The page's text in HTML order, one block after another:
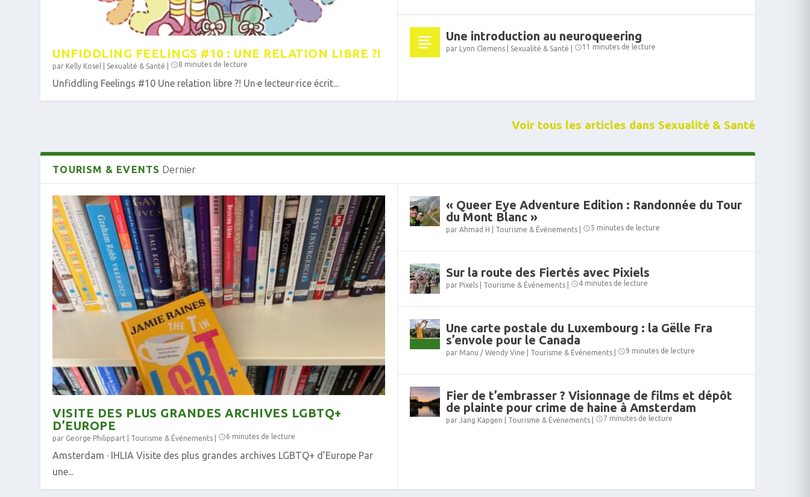
UNFIDDLING FEELINGS #10 : UNE RELATION LIBRE ?!
par Kelly Kosel Sexualité & Santé 8 minutes de lecture
Unfiddling Feelings #10 Une relation libre ?! Un·e lecteur·rice écrit...
Une introduction au neuroqueering
par Lynn Clemens Sexualité & Santé 11 minutes de lecture
Voir tous les articles dans Sexualité & Santé
TOURISM & EVENTS Dernier
VISITE DES PLUS GRANDES ARCHIVES LGBTQ+
D’EUROPE
par George Philippart Tourisme & Événements 6 minutes de lecture
Amsterdam · IHLIA Visite des plus grandes archives LGBTQ+ d’Europe Par
une...
« Queer Eye Adventure Edition : Randonnée du Tour
du Mont Blanc »
par Ahmad H Tourisme & Événements 5 minutes de lecture
Sur la route des Fiertés avec Pixiels
par Pixels Tourisme & Événements 4 minutes de lecture
Une carte postale du Luxembourg : la Gëlle Fra
s’envole pour le Canada
par Manu / Wendy Vine Tourisme & Événements 9 minutes de lecture
Fier de t’embrasser ? Visionnage de films et dépôt
de plainte pour crime de haine à Amsterdam
par Jang Kapgen Tourisme & Événements 7 minutes de lecture